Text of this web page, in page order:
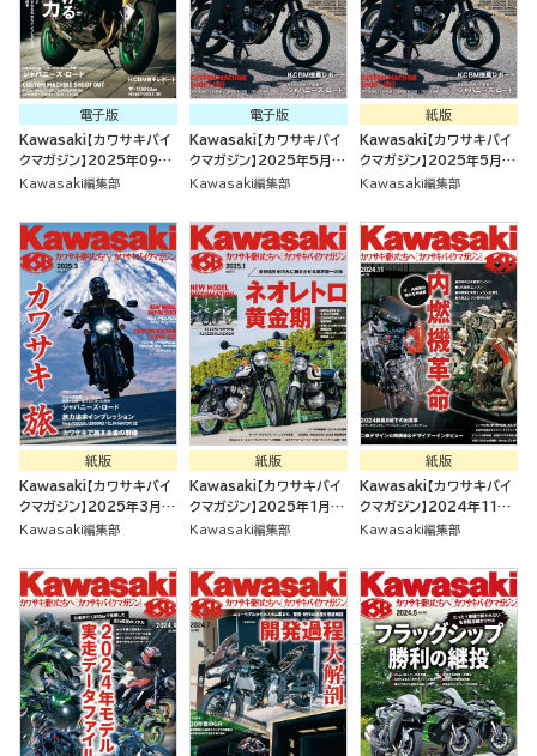
電子版
Kawasaki【カワサキバイ
クマガジン】2025年09月
号
Kawasaki編集部
電子版
Kawasaki【カワサキバイ
クマガジン】2025年5月号
[雑誌]
Kawasaki編集部
紙版
Kawasaki【カワサキバイ
クマガジン】2025年5月号
[雑誌]
Kawasaki編集部
紙版
Kawasaki【カワサキバイ
クマガジン】2025年3月号
[雑誌]
Kawasaki編集部
紙版
Kawasaki【カワサキバイ
クマガジン】2025年1月号
[雑誌]
Kawasaki編集部
紙版
Kawasaki【カワサキバイ
クマガジン】2024年11月
号 [雑誌]
Kawasaki編集部